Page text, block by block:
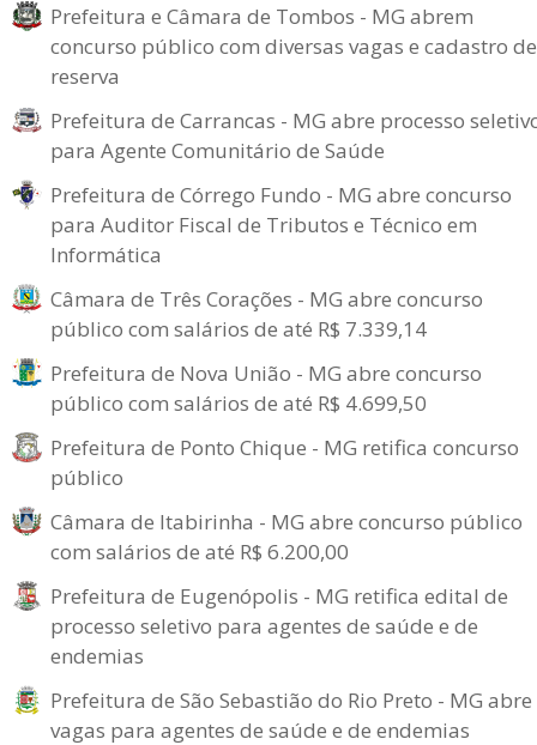
Prefeitura e Câmara de Tombos - MG abrem
concurso público com diversas vagas e cadastro de
reserva
Prefeitura de Carrancas - MG abre processo
para Agente Comunitário de Saúde
Prefeitura de Córrego Fundo - MG abre concurso
para Auditor Fiscal de Tributos e Técnico em
Informática
Câmara de Três Corações - MG abre concurso
público com salários de até R$ 7.339,14
Prefeitura de Nova União - MG abre concurso
público com salários de até R$ 4.699,50
Prefeitura de Ponto Chique - MG retifica concurso
público
Câmara de Itabirinha - MG abre concurso público
com salários de até R$ 6.200,00
Prefeitura de Eugenópolis - MG retifica edital de
processo seletivo para agentes de saúde e de
endemias
Prefeitura de São Sebastião do Rio Preto - MG abre
vagas para agentes de saúde e de endemias